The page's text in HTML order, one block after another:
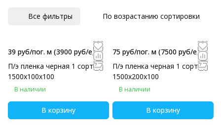
Все фильтры По возрастанию сортировки
39 руб/пог. м (3900 руб/eд)
П/э пленка черная 1 сорт
1500х100х100
В наличии
В корзину
75 руб/пог. м (7500 руб/eд)
П/э пленка черная 1 сорт
1500х200х100
В наличии
В корзину